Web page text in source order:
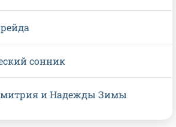
сонник
и Надежды Зимы